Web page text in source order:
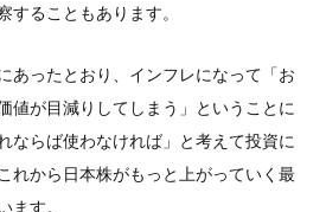
することもあります。
あったとおり、インフレになって「お
値が目減りしてしまう」ということに
ならば使わなければ」と考えて投資に
れから日本株がもっと上がっていく最
ます。